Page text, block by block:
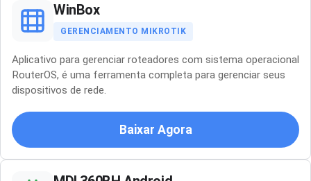
WinBox
GERENCIAMENTO MIKROTIK
Aplicativo para gerenciar roteadores com sistema operacional
RouterOS, é uma ferramenta completa para gerenciar seus
dispositivos de rede.
Baixar Agora